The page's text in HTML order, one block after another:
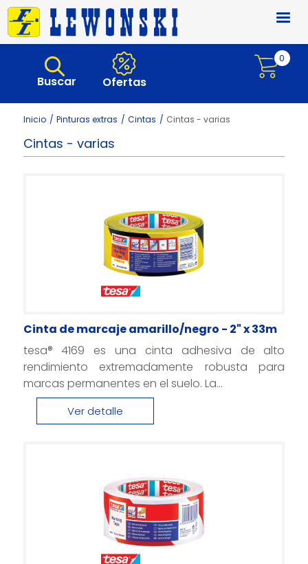
Pasar al contenido principal
Buscar Ofertas
0
Inicio Pinturas extras Cintas Cintas - varias
Cintas - varias
Cinta de marcaje amarillo/negro - 2" x 33m
tesa® 4169 es una cinta adhesiva de alto
rendimiento extremadamente robusta para
marcas permanentes en el suelo. La...
Ver detalle